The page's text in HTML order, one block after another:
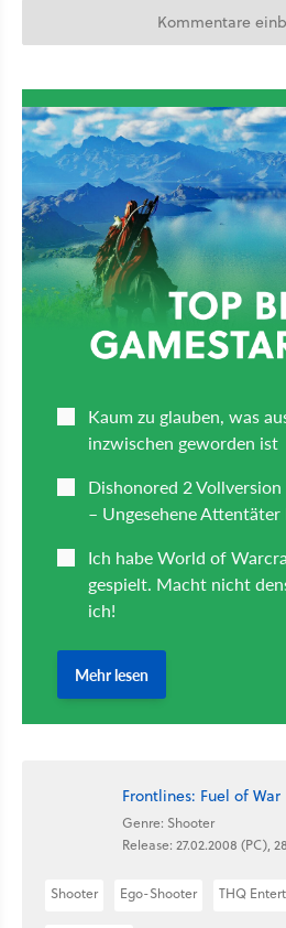
Kommentare
Frontlines: Fuel of War
Genre: Shooter
Release: 27.02.2008 (PC),
Shooter Ego-Shooter THQ